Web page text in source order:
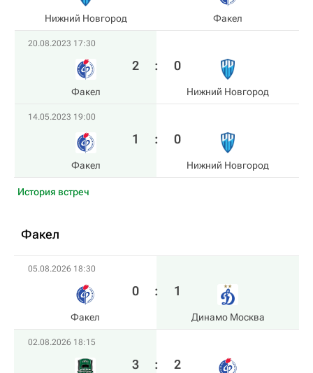
Нижний Новгород Факел
20.08.2023 17:30
Факел
2 : 0
Нижний Новгород
14.05.2023 19:00
Факел
1 : 0
Нижний Новгород
История встреч
Факел
05.08.2026 18:30
Факел
0 : 1
Динамо Москва
02.08.2026 18:15
3 : 2